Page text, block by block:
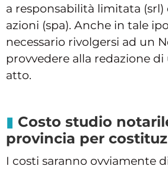
a responsabilità limitata (srl)
azioni (spa). Anche in tale
necessario rivolgersi ad un
provvedere alla redazione
atto.
Costo studio
provincia per
I costi saranno ovviamente